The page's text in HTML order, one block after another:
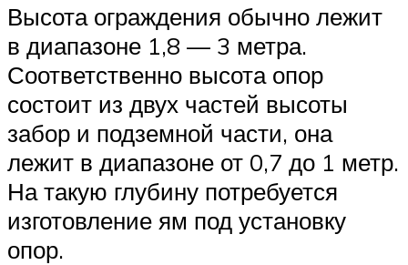
Высота ограждения обычно лежит
в диапазоне 1,8 — 3 метра.
Соответственно высота опор
состоит из двух частей высоты
забор и подземной части, она
лежит в диапазоне от 0,7 до 1 метр.
На такую глубину потребуется
изготовление ям под установку
опор.